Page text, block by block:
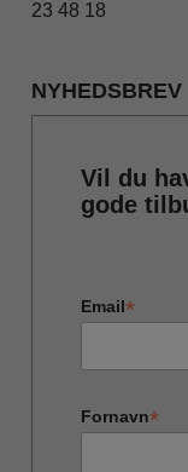
23 48 18
NYHEDSBREV
Vil du
gode
Email*
Fornavn*